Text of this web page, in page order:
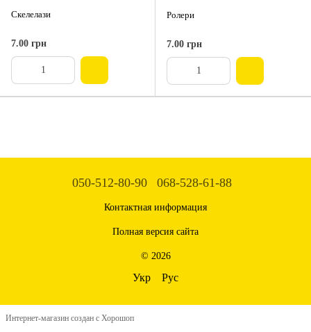
Скелелази
7.00 грн
Ролери
7.00 грн
050-512-80-90 068-528-61-88
Контактная информация
Полная версия сайта
© 2026
Укр Рус
Интернет-магазин создан с Хорошоп